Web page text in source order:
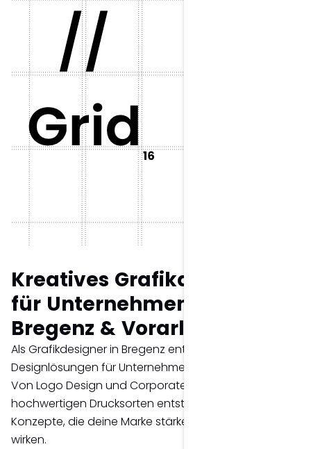
Kreatives Grafikdesign
für Unternehmen in
Bregenz & Vorarlberg.
Als Grafikdesigner in Bregenz entwickle ich kreative
Designlösungen für Unternehmen in ganz Vorarlberg.
Von Logo Design und Corporate Design bis hin zu
hochwertigen Drucksorten entstehen individuelle
Konzepte, die deine Marke stärken und nachhaltig
wirken.